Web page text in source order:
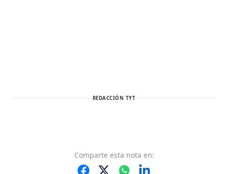
REDACCIÓN TYT
Comparte esta nota en: